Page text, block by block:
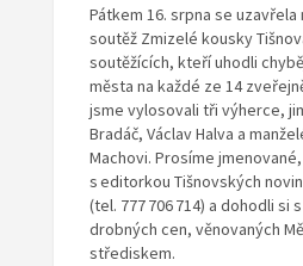
Pátkem 16. srpna se uzavřela
soutěž Zmizelé kousky
soutěžících, kteří uhodli
města na každé ze 14
jsme vylosovali tři výherce,
Bradáč, Václav Halva a
Machovi. Prosíme
s editorkou Tišnovských
(tel. 777 706 714) a dohodli si
drobných cen, věnovaných
střediskem.